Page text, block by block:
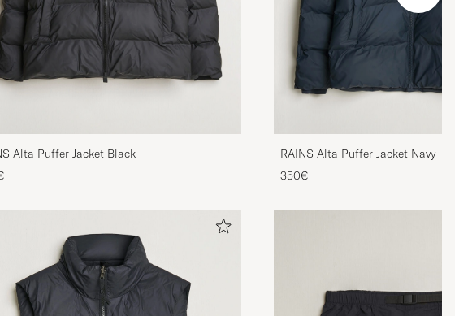
Alta Puffer Jacket Black
RAINS Alta Puffer Jacket Navy
350€